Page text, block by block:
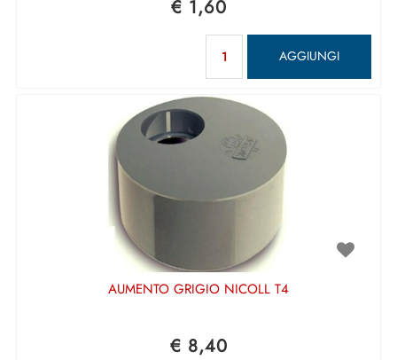
€ 1,60
AGGIUNGI
AUMENTO GRIGIO NICOLL T4
€ 8,40